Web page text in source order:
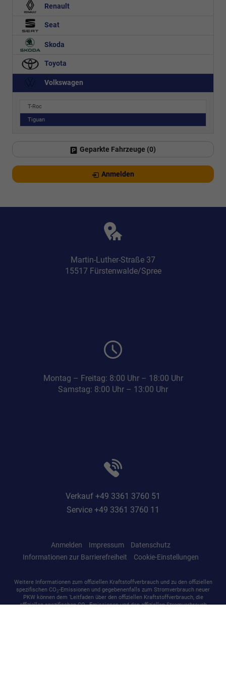
Renault
Seat
Skoda
Toyota
Volkswagen
T-Roc
Tiguan
Geparkte Fahrzeuge (0)
Anmelden
Martin-Luther-Straße 37
15517 Fürstenwalde/Spree
Montag – Freitag: 8:00 Uhr – 18:00 Uhr
Samstag: 8:00 Uhr – 13:00 Uhr
Verkauf +49 3361 3760 51
Service +49 3361 3760 11
Anmelden Impressum
Datenschutz
Informationen zur Barrierefreiheit
Cookie-Einstellungen
Weitere Informationen zum offiziellen Kraftstoffverbrauch und zu den offiziellen
spezifischen CO2-Emissionen und gegebenenfalls zum Stromverbrauch neuer
PKW können dem 'Leitfaden über den offiziellen Kraftstoffverbrauch, die
offiziellen spezifischen CO -Emissionen und den offiziellen Stromverbrauch